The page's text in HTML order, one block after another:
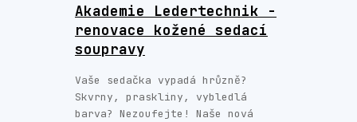
Akademie Ledertechnik -
renovace kožené sedací
soupravy
Vaše sedačka vypadá hrůzně?
Skvrny, praskliny, vybledlá
barva? Nezoufejte! Naše nová